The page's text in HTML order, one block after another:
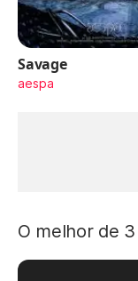
Savage
aespa
O melhor de